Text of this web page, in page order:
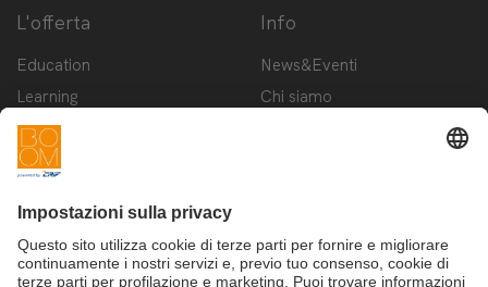
L'offerta
Education
Learning
Innovation
Startup
Info
News&Eventi
Chi siamo